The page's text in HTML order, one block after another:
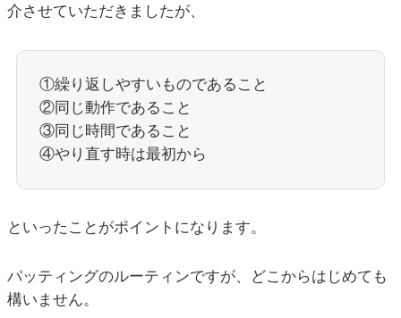
介させていただきましたが、
①繰り返しやすいものであること
②同じ動作であること
③同じ時間であること
④やり直す時は最初から
といったことがポイントになります。
パッティングのルーティンですが、どこからはじめても
構いません。